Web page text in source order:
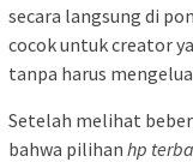
secara langsung di
cocok untuk creator
tanpa harus
Setelah melihat
bahwa pilihan hp